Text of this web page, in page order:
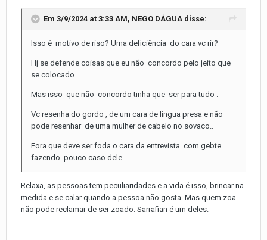
Em 3/9/2024 at 3:33 AM, NEGO DÁGUA disse:
Isso é motivo de riso? Uma deficiência do cara vc rir?
Hj se defende coisas que eu não concordo pelo jeito que
se colocado.
Mas isso que não concordo tinha que ser para tudo .
Vc resenha do gordo , de um cara de língua presa e não
pode resenhar de uma mulher de cabelo no sovaco..
Fora que deve ser foda o cara da entrevista com.gebte
fazendo pouco caso dele
Relaxa, as pessoas tem peculiaridades e a vida é isso, brincar na
medida e se calar quando a pessoa não gosta. Mas quem zoa
não pode reclamar de ser zoado. Sarrafian é um deles.